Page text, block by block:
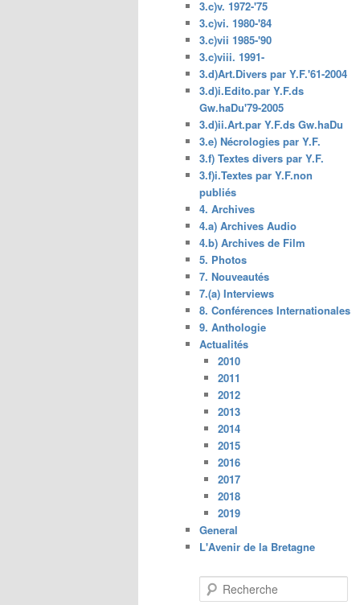
3.c)v. 1972-'75
3.c)vi. 1980-'84
3.c)vii 1985-'90
3.c)viii. 1991-
3.d)Art.Divers par Y.F.'61-2004
3.d)i.Edito.par Y.F.ds
Gw.haDu'79-2005
3.d)ii.Art.par Y.F.ds Gw.haDu
3.e) Nécrologies par Y.F.
3.f) Textes divers par Y.F.
3.f)i.Textes par Y.F.non
publiés
4. Archives
4.a) Archives Audio
4.b) Archives de Film
5. Photos
7. Nouveautés
7.(a) Interviews
8. Conférences Internationales
9. Anthologie
Actualités
2010
2011
2012
2013
2014
2015
2016
2017
2018
2019
General
L'Avenir de la Bretagne
e